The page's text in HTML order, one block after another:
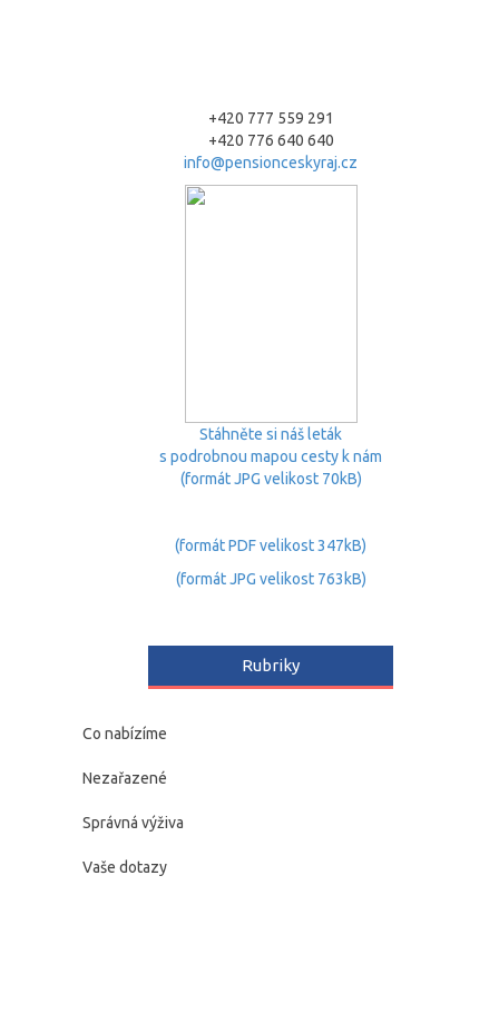
+420 777 559 291
+420 776 640 640
info@pensionceskyraj.cz
Stáhněte si náš leták
s podrobnou mapou cesty k nám
(formát JPG velikost 70kB)
(formát PDF velikost 347kB)
(formát JPG velikost 763kB)
Rubriky
Co nabízíme
Nezařazené
Správná výživa
Vaše dotazy